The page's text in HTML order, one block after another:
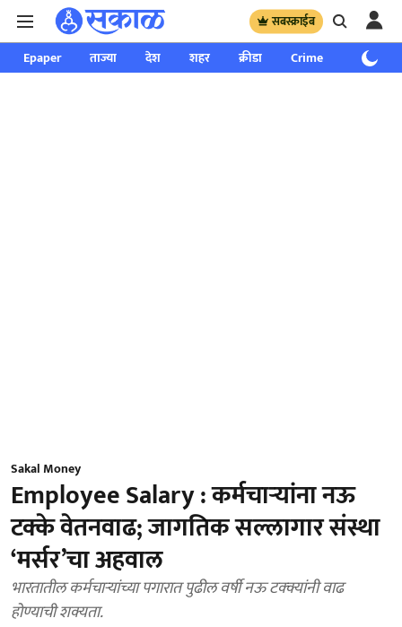
सबस्क्राईब
Epaper ताज्या देश शहर क्रीडा Crime साप्ताहिक
Sakal Money
Employee Salary : कर्मचाऱ्यांना नऊ
टक्के वेतनवाढ; जागतिक सल्लागार संस्था
‘मर्सर’चा अहवाल
भारतातील कर्मचाऱ्यांच्या पगारात पुढील वर्षी नऊ टक्क्यांनी वाढ
होण्याची शक्यता.